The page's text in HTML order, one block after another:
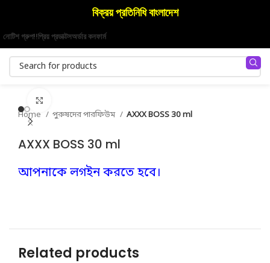
বিক্রয় প্রতিনিধি বাংলাদেশ
নোটিশ গ্রুপ!!প্রিয় প্রডাক্টসঅর্ডার কনফার্ম
Home পুরুষদের পারফিউম AXXX BOSS 30 ml
AXXX BOSS 30 ml
আপনাকে লগইন করতে হবে।
Related products